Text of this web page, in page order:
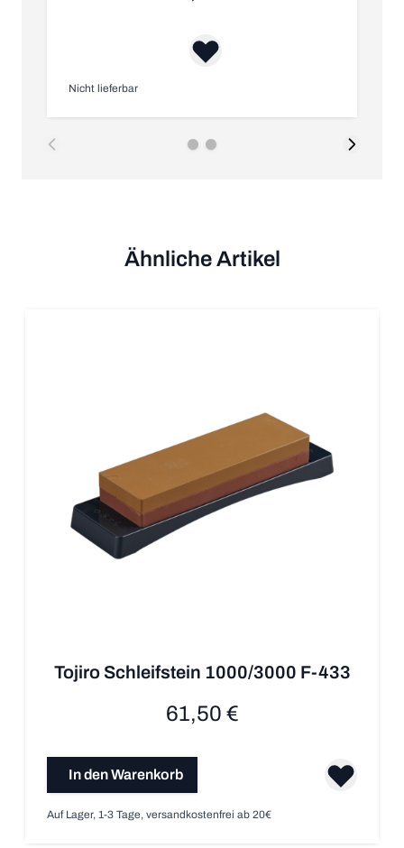
Nicht lieferbar
Ähnliche Artikel
Tojiro Schleifstein 1000/3000 F-433
61,50 €
In den Warenkorb
Auf Lager, 1-3 Tage, versandkostenfrei ab 20€